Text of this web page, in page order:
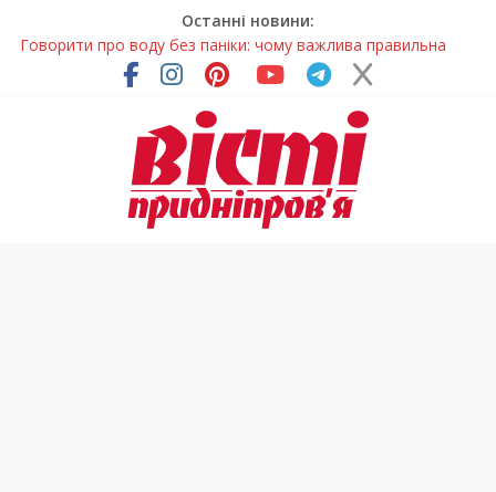
Останні новини:
Говорити про воду без паніки: чому важлива правильна
Лікар – на екрані: Як працюють телемедичні центри на
У Дніпрі триває масштабна підготовка до опалювального
Пошуки тривають: на Дніпропетровщині досліджують місце
розташування легендарного монастиря (Фото)